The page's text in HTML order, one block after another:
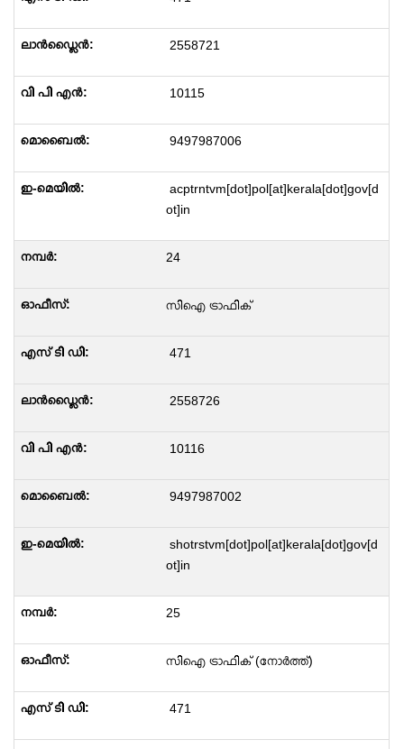
2558721
10115
9497987006
acptrntvm[dot]pol[at]kerala[dot]gov[d
ot]in
24
സിഐ ട്രാഫിക്
471
2558726
10116
9497987002
shotrstvm[dot]pol[at]kerala[dot]gov[d
ot]in
25
സിഐ ട്രാഫിക് (നോർത്ത്)
471